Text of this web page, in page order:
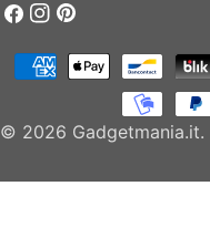
a
e
Facebook
Instagram
Pinterest
© 2026 Gadgetmania.it.
Modalità
pagamento